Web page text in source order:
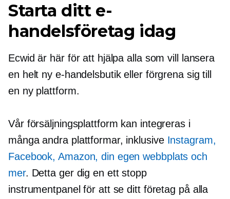
Starta ditt e-
handelsföretag idag
Ecwid är här för att hjälpa alla som vill lansera
en helt ny e-handelsbutik eller förgrena sig till
en ny plattform.
Vår försäljningsplattform kan integreras i
många andra plattformar, inklusive Instagram,
Facebook, Amazon, din egen webbplats och
mer. Detta ger dig en ett stopp
instrumentpanel för att se ditt företag på alla